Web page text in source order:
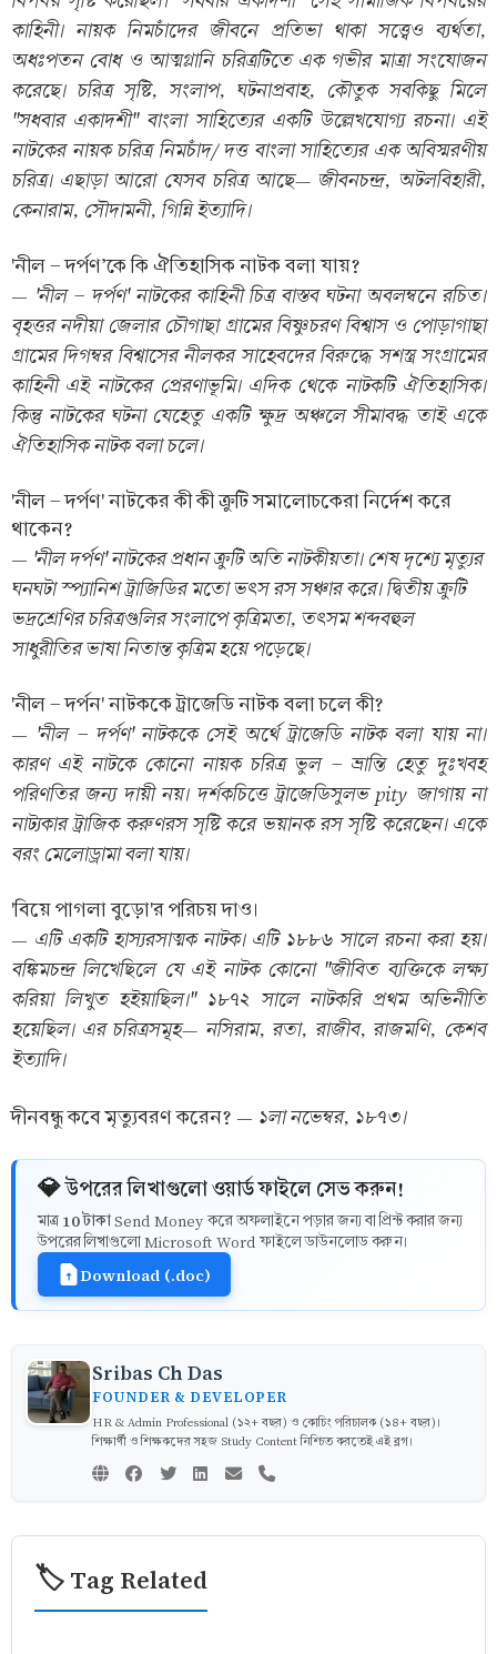
কাহিনী। নায়ক নিমচাঁদের জীবনে প্রতিভা থাকা সত্ত্বেও ব্যর্থতা,
অধঃপতন বোধ ও আত্মগ্লানি চরিত্রটিতে এক গভীর মাত্রা সংযোজন
করেছে। চরিত্র সৃষ্টি, সংলাপ, ঘটনাপ্রবাহ, কৌতুক সবকিছু মিলে
"সধবার একাদশী" বাংলা সাহিত্যের একটি উল্লেখযোগ্য রচনা। এই
নাটকের নায়ক চরিত্র নিমচাঁদ/ দত্ত বাংলা সাহিত্যের এক অবিস্মরণীয়
চরিত্র। এছাড়া আরো যেসব চরিত্র আছে— জীবনচন্দ্র, অটলবিহারী,
কেনারাম, সৌদামনী, গিন্নি ইত্যাদি।
'নীল - দর্পণ'কে কি ঐতিহাসিক নাটক বলা যায়?
— 'নীল - দর্পণ' নাটকের কাহিনী চিত্র বাস্তব ঘটনা অবলম্বনে রচিত।
বৃহত্তর নদীয়া জেলার চৌগাছা গ্রামের বিষ্ণুচরণ বিশ্বাস ও পোড়াগাছা
গ্রামের দিগম্বর বিশ্বাসের নীলকর সাহেবদের বিরুদ্ধে সশস্ত্র সংগ্রামের
কাহিনী এই নাটকের প্রেরণাভূমি। এদিক থেকে নাটকটি ঐতিহাসিক।
কিন্তু নাটকের ঘটনা যেহেতু একটি ক্ষুদ্র অঞ্চলে সীমাবদ্ধ তাই একে
ঐতিহাসিক নাটক বলা চলে।
'নীল - দর্পণ' নাটকের কী কী ক্রুটি সমালোচকেরা নির্দেশ করে
থাকেন?
— 'নীল দর্পণ' নাটকের প্রধান ক্রুটি অতি নাটকীয়তা। শেষ দৃশ্যে মৃত্যুর
ঘনঘটা স্প্যানিশ ট্রাজিডির মতো ভৎস রস সঞ্চার করে। দ্বিতীয় ক্রুটি
ভদ্রশ্রেণির চরিত্রগুলির সংলাপে কৃত্রিমতা, তৎসম শব্দবহুল
সাধুরীতির ভাষা নিতান্ত কৃত্রিম হয়ে পড়েছে।
'নীল - দর্পন' নাটককে ট্রাজেডি নাটক বলা চলে কী?
— 'নীল - দর্পণ' নাটককে সেই অর্থে ট্রাজেডি নাটক বলা যায় না।
কারণ এই নাটকে কোনো নায়ক চরিত্র ভুল - ভ্রান্তি হেতু দুঃখবহ
পরিণতির জন্য দায়ী নয়। দর্শকচিত্তে ট্রাজেডিসুলভ pity জাগায় না
নাট্যকার ট্রাজিক করুণরস সৃষ্টি করে ভয়ানক রস সৃষ্টি করেছেন। একে
বরং মেলোড্রামা বলা যায়।
'বিয়ে পাগলা বুড়ো'র পরিচয় দাও।
— এটি একটি হাস্যরসাত্মক নাটক। এটি ১৮৮৬ সালে রচনা করা হয়।
বঙ্কিমচন্দ্র লিখেছিলে যে এই নাটক কোনো "জীবিত ব্যক্তিকে লক্ষ্য
করিয়া লিখুত হইয়াছিল।" ১৮৭২ সালে নাটকরি প্রথম অভিনীতি
হয়েছিল। এর চরিত্রসমূহ— নসিরাম, রতা, রাজীব, রাজমণি, কেশব
ইত্যাদি।
দীনবন্ধু কবে মৃত্যুবরণ করেন? — ১লা নভেম্বর, ১৮৭৩।
💎 উপরের লিখাগুলো ওয়ার্ড ফাইলে সেভ করুন!
মাত্র 10 টাকাSend Money করে অফলাইনে পড়ার জন্য বা প্রিন্ট করার জন্য
উপরের লিখাগুলো Microsoft Word ফাইলে ডাউনলোড করুন।
Download (.doc)
Sribas Ch Das
FOUNDER & DEVELOPER
HR & Admin Professional (১২+ বছর) ও কোচিং পরিচালক (১৪+ বছর)।
শিক্ষার্থী ও শিক্ষকদের সহজ Study Content নিশ্চিত করতেই এই ব্লগ।
🏷️ Tag Related